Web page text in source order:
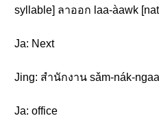
syllable] ลาออก laa-àawk
Ja: Next
Jing: สำนักงาน sǎm-nák-
Ja: office